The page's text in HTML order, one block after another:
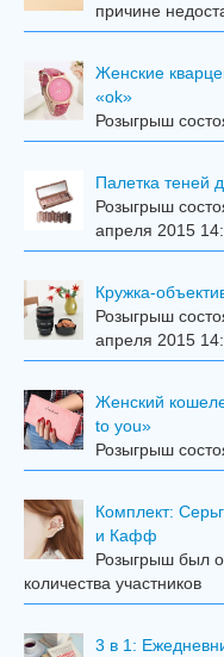
причине
Женские
«ok»
Розыгрыш
Палетка теней
Розыгрыш
апреля 2015
Кружка-
Розыгрыш
апреля 2015
Женский
to you»
Розыгрыш
Комплект:
и Кафф
Розыгрыш был
количества участников
3 в 1: